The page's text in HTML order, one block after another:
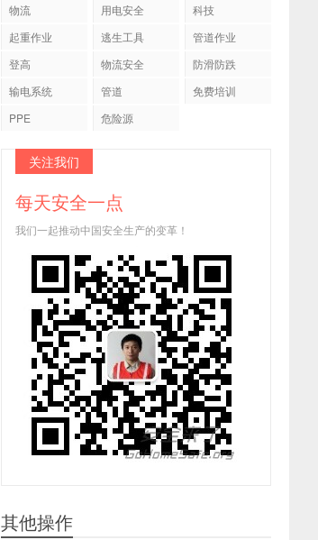
物流
用电安全
科技
起重作业
逃生工具
管道作业
登高
物流安全
防滑防跌
输电系统
管道
免费培训
PPE
危险源
关注我们
每天安全一点
我们一起推动中国安全生产的变革！
其他操作